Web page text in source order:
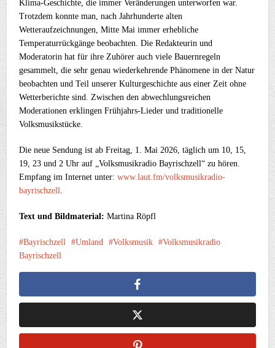
Klima-Geschichte, die immer Veränderungen unterworfen war.
Trotzdem konnte man, nach Jahrhunderte alten
Wetteraufzeichnungen, Mitte Mai immer erhebliche
Temperaturrückgänge beobachten. Die Redakteurin und
Moderatorin hat für ihre Zuhörer auch viele Bauernregeln
gesammelt, die sehr genau wiederkehrende Phänomene in der Natur
beobachten und Teil unserer Kulturgeschichte aus einer Zeit ohne
Wetterberichte sind. Zwischen den abwechlungsreichen
Moderationen erklingen Frühjahrs-Lieder und traditionelle
Volksmusikstücke.
Die neue Sendung ist ab Freitag, 1. Mai 2026, täglich um 10, 15,
19, 23 und 2 Uhr auf „Volksmusikradio Bayrischzell“ zu hören.
Empfang im Internet unter:www.laut.fm/volksmusikradio-
bayrischzell.
Text und Bildmaterial: Martina Röpfl
Bayrischzell Umland Volksmusik
Volksmusikradio
Bayrischzell